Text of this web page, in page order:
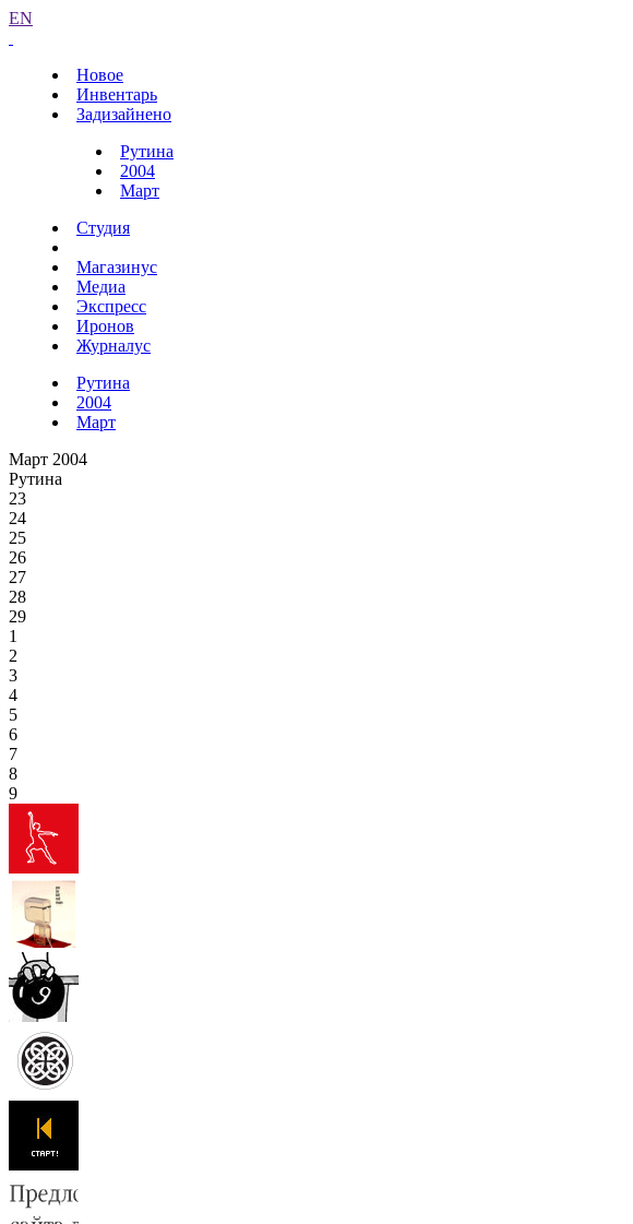
EN
Новое
Инвентарь
Задизайнено
Рутина
2004
Март
Студия
Магазинус
Медиа
Экспресс
Иронов
Журналус
Рутина
2004
Март
Март 2004
Рутина
23
24
25
26
27
28
29
1
2
3
4
5
6
7
8
9